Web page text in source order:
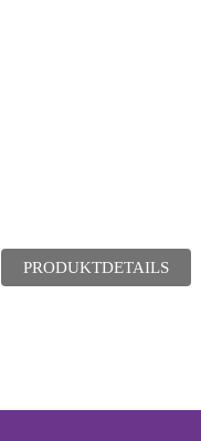
PRODUKTDETAILS